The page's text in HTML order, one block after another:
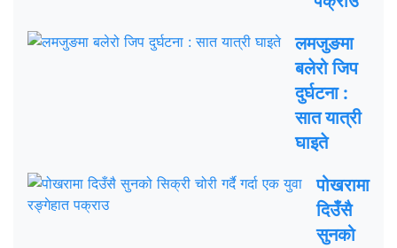
लमजुङमा
बलेरो जिप
दुर्घटना :
सात यात्री
घाइते
पोखरामा
दिउँसै
सुनको